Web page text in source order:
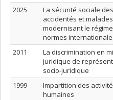
2025
La sécurité sociale
accidentés et
modernisant le
normes
2011
La discrimination en
juridique de
socio-juridique
1999
Impartition des
humaines